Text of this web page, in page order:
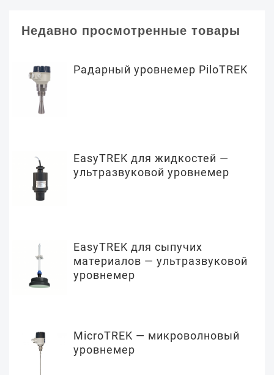
Недавно просмотренные товары
Радарный уровнемер PiloTREK
EasyTREK для жидкостей —
ультразвуковой уровнемер
EasyTREK для сыпучих
материалов — ультразвуковой
уровнемер
MicroTREK — микроволновый
уровнемер